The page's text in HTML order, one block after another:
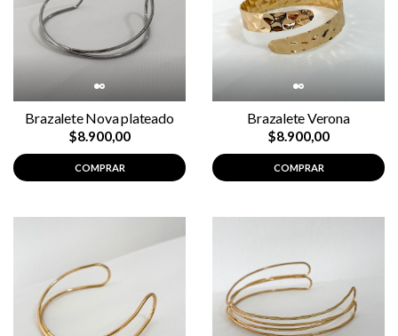
Brazalete Nova plateado
$8.900,00
COMPRAR
Brazalete Verona
$8.900,00
COMPRAR